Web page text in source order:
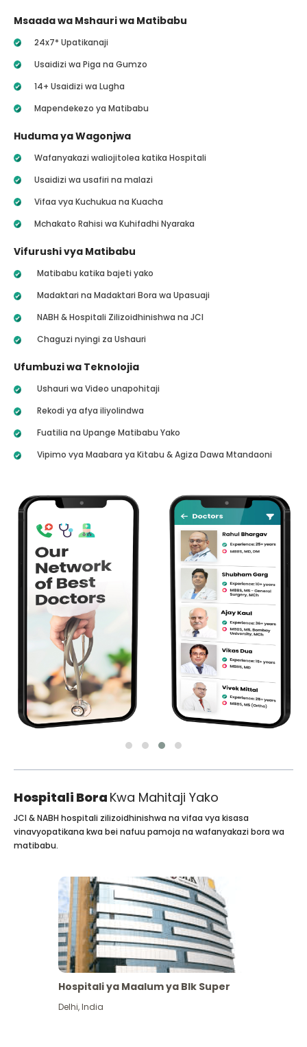
Msaada wa Mshauri wa Matibabu
24x7* Upatikanaji
Usaidizi wa Piga na Gumzo
14+ Usaidizi wa Lugha
Mapendekezo ya Matibabu
Huduma ya Wagonjwa
Wafanyakazi waliojitolea katika Hospitali
Usaidizi wa usafiri na malazi
Vifaa vya Kuchukua na Kuacha
Mchakato Rahisi wa Kuhifadhi Nyaraka
Vifurushi vya Matibabu
Matibabu katika bajeti yako
Madaktari na Madaktari Bora wa Upasuaji
NABH & Hospitali Zilizoidhinishwa na JCI
Chaguzi nyingi za Ushauri
Ufumbuzi wa Teknolojia
Ushauri wa Video unapohitaji
Rekodi ya afya iliyolindwa
Fuatilia na Upange Matibabu Yako
Vipimo vya Maabara ya Kitabu & Agiza Dawa Mtandaoni
Hospitali Bora Kwa Mahitaji Yako
JCI & NABH hospitali zilizoidhinishwa na vifaa vya kisasa
vinavyopatikana kwa bei nafuu pamoja na wafanyakazi bora wa
matibabu.
Hospitali ya Maalum ya Blk Super
Delhi,India